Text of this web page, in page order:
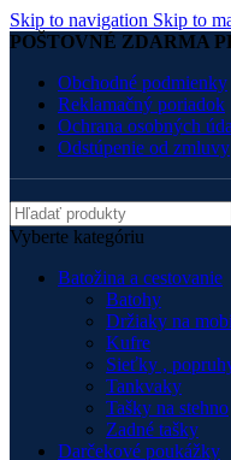
Skip to navigation Skip to
POŠTOVNÉ ZDARMA
Obchodné podmienky
Reklamačný poriadok
Ochrana osobných
Odstúpenie od zmluvy
Vyberte kategóriu
Batožina a cestovanie
Batohy
Držiaky na
Kufre
Sieťky ,
Tankvaky
Tašky na stehno
Zadné tašky
Darčekové poukážky